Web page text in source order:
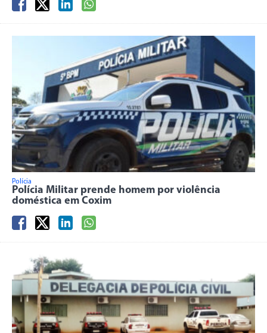
Polícia
Polícia Militar prende homem por violência
doméstica em Coxim